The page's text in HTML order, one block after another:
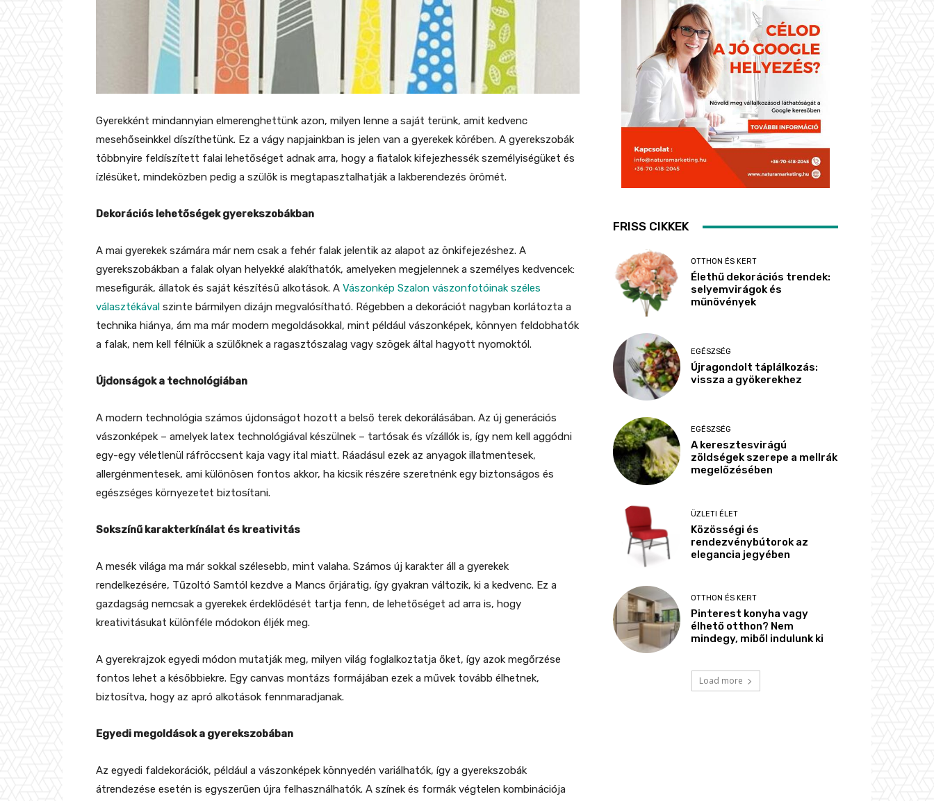
Gyerekként mindannyian elmerenghettünk azon, milyen lenne a saját terünk, amit kedvenc
mesehőseinkkel díszíthetünk. Ez a vágy napjainkban is jelen van a gyerekek körében. A gyerekszobák
többnyire feldíszített falai lehetőséget adnak arra, hogy a fiatalok kifejezhessék személyiségüket és
ízlésüket, mindeközben pedig a szülők is megtapasztalhatják a lakberendezés örömét.
Dekorációs lehetőségek gyerekszobákban
A mai gyerekek számára már nem csak a fehér falak jelentik az alapot az önkifejezéshez. A
gyerekszobákban a falak olyan helyekké alakíthatók, amelyeken megjelennek a személyes kedvencek:
mesefigurák, állatok és saját készítésű alkotások. A Vászonkép Szalon vászonfotóinak széles
választékával szinte bármilyen dizájn megvalósítható. Régebben a dekorációt nagyban korlátozta a
technika hiánya, ám ma már modern megoldásokkal, mint például vászonképek, könnyen feldobhatók
a falak, nem kell félniük a szülőknek a ragasztószalag vagy szögek által hagyott nyomoktól.
Újdonságok a technológiában
A modern technológia számos újdonságot hozott a belső terek dekorálásában. Az új generációs
vászonképek – amelyek latex technológiával készülnek – tartósak és vízállók is, így nem kell aggódni
egy-egy véletlenül ráfröccsent kaja vagy ital miatt. Ráadásul ezek az anyagok illatmentesek,
allergénmentesek, ami különösen fontos akkor, ha kicsik részére szeretnénk egy biztonságos és
egészséges környezetet biztosítani.
Sokszínű karakterkínálat és kreativitás
A mesék világa ma már sokkal szélesebb, mint valaha. Számos új karakter áll a gyerekek
rendelkezésére, Tűzoltó Samtól kezdve a Mancs őrjáratig, így gyakran változik, ki a kedvenc. Ez a
gazdagság nemcsak a gyerekek érdeklődését tartja fenn, de lehetőséget ad arra is, hogy
kreativitásukat különféle módokon éljék meg.
A gyerekrajzok egyedi módon mutatják meg, milyen világ foglalkoztatja őket, így azok megőrzése
fontos lehet a későbbiekre. Egy canvas montázs formájában ezek a művek tovább élhetnek,
biztosítva, hogy az apró alkotások fennmaradjanak.
Egyedi megoldások a gyerekszobában
Az egyedi faldekorációk, például a vászonképek könnyedén variálhatók, így a gyerekszobák
átrendezése esetén is egyszerűen újra felhasználhatók. A színek és formák végtelen kombinációja
FRISS CIKKEK
OTTHON ÉS KERT
Élethű dekorációs trendek:
selyemvirágok és
műnövények
EGÉSZSÉG
Újragondolt táplálkozás:
vissza a gyökerekhez
EGÉSZSÉG
A keresztesvirágú
zöldségek szerepe a mellrák
megelőzésében
ÜZLETI ÉLET
Közösségi és
rendezvénybútorok az
elegancia jegyében
OTTHON ÉS KERT
Pinterest konyha vagy
élhető otthon? Nem
mindegy, miből indulunk ki
Load more